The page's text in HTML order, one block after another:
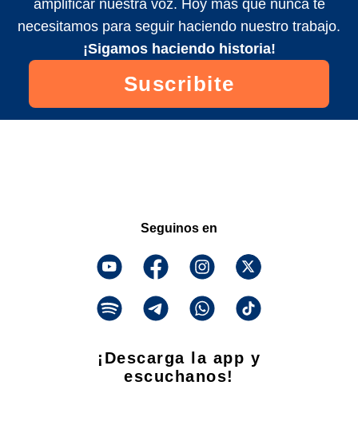
amplificar nuestra voz. Hoy más que nunca te
necesitamos para seguir haciendo nuestro trabajo.
¡Sigamos haciendo historia!
Suscribite
Seguinos en
¡Descarga la app y
escuchanos!